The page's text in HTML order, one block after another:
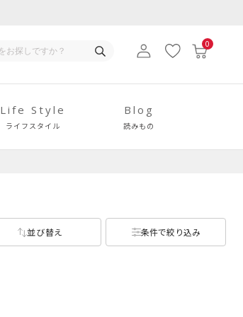
0
Life Style
ライフスタイル
Blog
読みもの
並び替え 条件で絞り込み